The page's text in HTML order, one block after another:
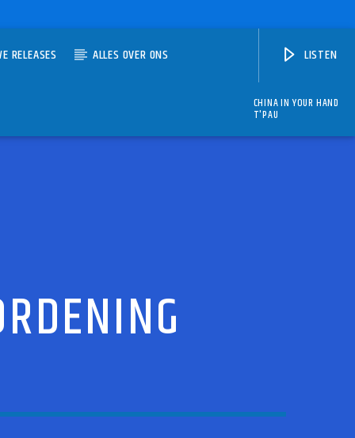
RELEASES ALLES OVER ONS LISTEN
CHINA IN YOUR HAND
T'PAU